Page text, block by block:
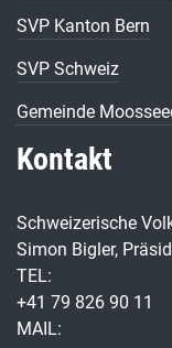
SVP Kanton Bern
SVP Schweiz
Gemeinde
Kontakt
Schweizerische
Simon Bigler,
TEL:
+41 79 826 90 11
MAIL: